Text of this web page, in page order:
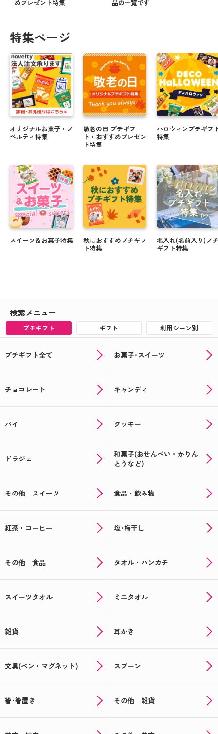
めプレゼント特集 品の一覧です
特集ページ
オリジナルお菓子・ノ
ベルティ特集
スイーツ＆お菓子特集
敬老の日 プチギフ
ト・おすすめプレゼン
ト特集
秋におすすめプチギフ
ト特集
ハロウィンプチギフ
特集
名入れ(名前入り)プチ
ギフト特集
検索メニュー
プチギフト ギフト 利用シーン別
プチギフト全て お菓子･スイーツ
チョコレート キャンディ
パイ クッキー
ドラジェ
和菓子(おせんべい・かりん
とうなど)
その他 スイーツ 食品・飲み物
紅茶・コーヒー 塩･梅干し
その他 食品 タオル・ハンカチ
スイーツタオル ミニタオル
雑貨 耳かき
文具(ペン・マグネット) スプーン
箸･箸置き その他 雑貨